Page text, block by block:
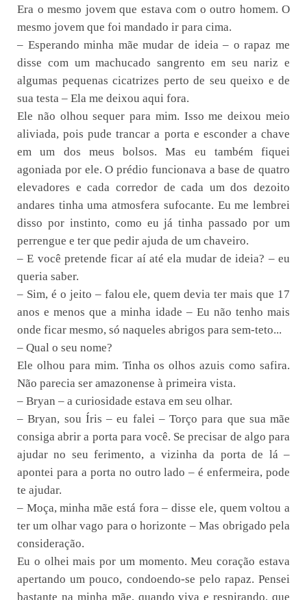
Era o mesmo jovem que estava com o outro homem. O
mesmo jovem que foi mandado ir para cima.
– Esperando minha mãe mudar de ideia – o rapaz me
disse com um machucado sangrento em seu nariz e
algumas pequenas cicatrizes perto de seu queixo e de
sua testa – Ela me deixou aqui fora.
Ele não olhou sequer para mim. Isso me deixou meio
aliviada, pois pude trancar a porta e esconder a chave
em um dos meus bolsos. Mas eu também fiquei
agoniada por ele. O prédio funcionava a base de quatro
elevadores e cada corredor de cada um dos dezoito
andares tinha uma atmosfera sufocante. Eu me lembrei
disso por instinto, como eu já tinha passado por um
perrengue e ter que pedir ajuda de um chaveiro.
– E você pretende ficar aí até ela mudar de ideia? – eu
queria saber.
– Sim, é o jeito – falou ele, quem devia ter mais que 17
anos e menos que a minha idade – Eu não tenho mais
onde ficar mesmo, só naqueles abrigos para sem-teto...
– Qual o seu nome?
Ele olhou para mim. Tinha os olhos azuis como safira.
Não parecia ser amazonense à primeira vista.
– Bryan – a curiosidade estava em seu olhar.
– Bryan, sou Íris – eu falei – Torço para que sua mãe
consiga abrir a porta para você. Se precisar de algo para
ajudar no seu ferimento, a vizinha da porta de lá –
apontei para a porta no outro lado – é enfermeira, pode
te ajudar.
– Moça, minha mãe está fora – disse ele, quem voltou a
ter um olhar vago para o horizonte – Mas obrigado pela
consideração.
Eu o olhei mais por um momento. Meu coração estava
apertando um pouco, condoendo-se pelo rapaz. Pensei
bastante na minha mãe, quando viva e respirando, que